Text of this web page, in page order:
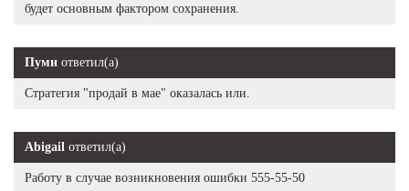
будет основным фактором сохранения.
Пуми ответил(а)
Стратегия "продай в мае" оказалась или.
Abigail ответил(а)
Работу в случае возникновения ошибки 555-55-50